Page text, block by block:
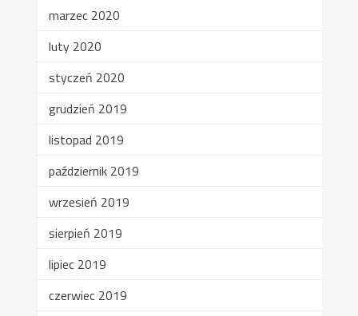
marzec 2020
luty 2020
styczeń 2020
grudzień 2019
listopad 2019
październik 2019
wrzesień 2019
sierpień 2019
lipiec 2019
czerwiec 2019